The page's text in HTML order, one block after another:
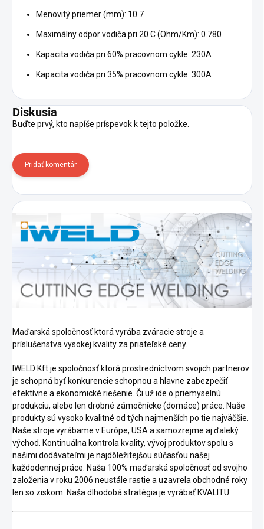
Menovitý priemer (mm): 10.7
Maximálny odpor vodiča pri 20 C (Ohm/Km): 0.780
Kapacita vodiča pri 60% pracovnom cykle: 230A
Kapacita vodiča pri 35% pracovnom cykle: 300A
Diskusia
Buďte prvý, kto napíše príspevok k tejto položke.
Pridať komentár
Maďarská spoločnosť ktorá vyrába zváracie stroje a
príslušenstva vysokej kvality za priateľské ceny.
IWELD Kft je spoločnosť ktorá prostredníctvom svojich partnerov
je schopná byť konkurencie schopnou a hlavne zabezpečiť
efektívne a ekonomické riešenie. Či už ide o priemyselnú
produkciu, alebo len drobné zámočnícke (domáce) práce. Naše
produkty sú vysoko kvalitné od tých najmenších po tie najväčšie.
Naše stroje vyrábame v Európe, USA a samozrejme aj ďaleký
východ. Kontinuálna kontrola kvality, vývoj produktov spolu s
našimi dodávateľmi je najdôležitejšou súčasťou našej
každodennej práce. Naša 100% maďarská spoločnosť od svojho
založenia v roku 2006 neustále rastie a uzavrela obchodné roky
len so ziskom. Naša dlhodobá stratégia je vyrábať KVALITU.